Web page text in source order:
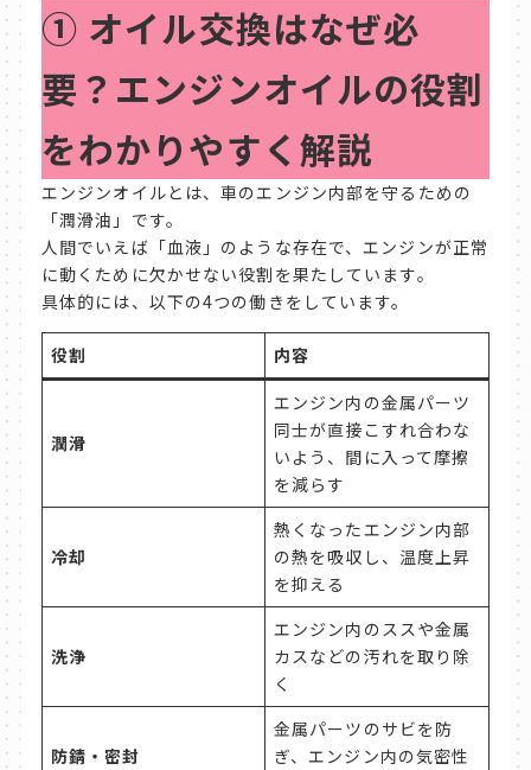
① オイル交換はなぜ必
要？エンジンオイルの役割
をわかりやすく解説
エンジンオイルとは、車のエンジン内部を守るための
「潤滑油」です。
人間でいえば「血液」のような存在で、エンジンが正常
に動くために欠かせない役割を果たしています。
具体的には、以下の4つの働きをしています。
役割 内容
潤滑
エンジン内の金属パーツ
同士が直接こすれ合わな
いよう、間に入って摩擦
を減らす
冷却
熱くなったエンジン内部
の熱を吸収し、温度上昇
を抑える
洗浄
エンジン内のススや金属
カスなどの汚れを取り除
く
防錆・密封
金属パーツのサビを防
ぎ、エンジン内の気密性